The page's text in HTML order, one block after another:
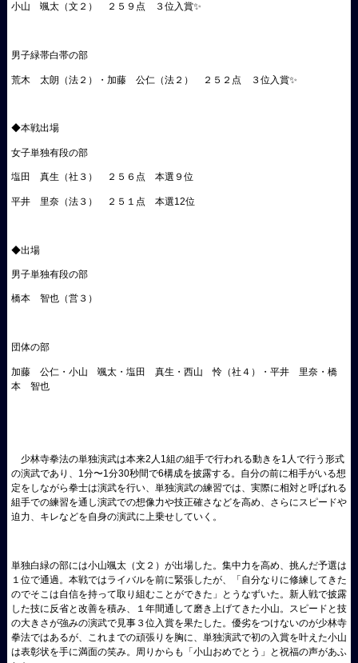
小山 颯太（文２） ２５９点 ３位入賞✨
男子緑帯白帯の部
荒木 太朗（法２）・加藤 公仁（法２） ２５２点 ３位入賞✨
◆本戦出場
女子単独有段の部
塩田 真生（社３） ２５６点 本選９位
平井 里奈（法３） ２５１点 本選12位
◆出場
男子単独有段の部
橋本 智也（営３）
団体の部
加藤 公仁・小山 颯太・塩田 真生・西山 怜（社４）・平井 里奈・橋
本 智也
少林寺拳法の単独演武は本来2人1組の組手で行われる動きを1人で行う形式
の演武であり、1分〜1分30秒間で6構成を披露する。自分の前に相手がいる想
定をしながら拳士は演武を行い、単独演武の練習では、実際に相対と呼ばれる
組手での練習を通し演武での想像力や技正確さなどを高め、さらにスピードや
迫力、キレなどを自身の演武に上乗せしていく。
単独白緑の部には小山颯太（文２）が出場した。集中力を高め、挑んだ予選は
１位で通過。本戦ではライバルを前に緊張したが、「自分なりに修練してきた
のでそこは自信を持って取り組むことができた」とうなずいた。新人戦で披露
した技に反省と改善を積み、１年間通して磨き上げてきた小山。スピードと技
の大きさが強みの演武で見事３位入賞を果たした。優劣をつけないのが少林寺
拳法ではあるが、これまでの頑張りを胸に、単独演武で初の入賞を叶えた小山
は表彰状を手に満面の笑み。周りからも「小山おめでとう」と祝福の声があふ